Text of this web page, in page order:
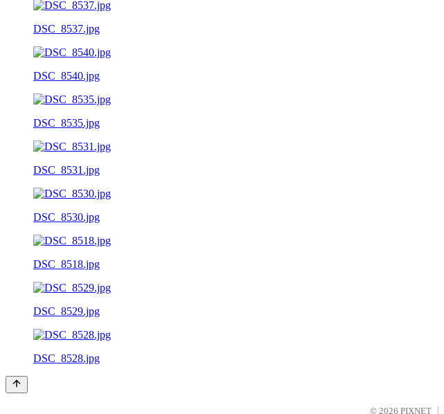
DSC_8537.jpg
DSC_8540.jpg
DSC_8535.jpg
DSC_8531.jpg
DSC_8530.jpg
DSC_8518.jpg
DSC_8529.jpg
DSC_8528.jpg
© 2026 PIXNET